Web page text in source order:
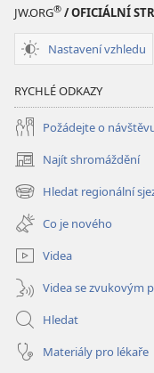
JW.ORG® / OFICIÁLNÍ
Nastavení vzhledu
RYCHLÉ ODKAZY
Požádejte o
Najít shromáždění
(otevřeno
nové
okno)
Hledat regionální
(otevřeno
nové
okno)
Co je nového
Videa
Videa se zvukovým
Hledat
Materiály pro lékaře